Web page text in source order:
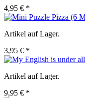
4,95 € *
Artikel auf Lager.
3,95 € *
Artikel auf Lager.
9,95 € *